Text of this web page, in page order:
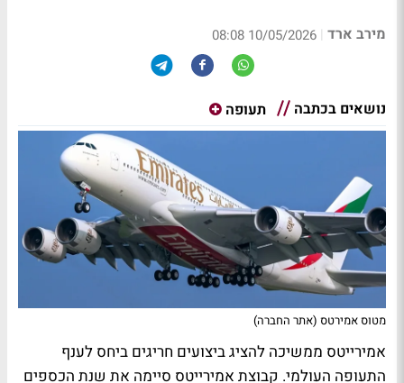
מירב ארד |
10/05/2026 08:08
נושאים בכתבה תעופה
מטוס אמירטס (אתר החברה)
אמירייטס ממשיכה להציג ביצועים חריגים ביחס לענף
התעופה העולמי. קבוצת אמירייטס סיימה את שנת הכספים